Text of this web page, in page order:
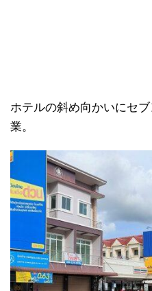
ホテルの斜め向かいにセ
業。